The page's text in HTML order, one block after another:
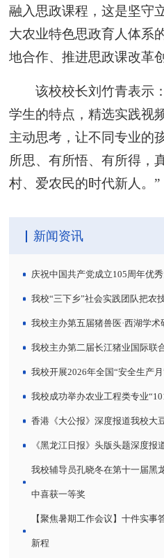
融入思政课程，这是坚守
大农业特色思政育人体系
地合作、推进思政课改革
该校校长刘竹青表示
学生的特点，精选实践视
主动思考，让不同专业的
所思、有所悟、有所得，
村、爱农民的时代新人。”
新闻资讯
庆祝中国共产党成立105周年优秀
我校“三下乡”社会实践团队把农
我校主办第五届猪兽医·西湖学术
我校主办第二届长江猪业国际联
我校开展2026年全国“安全生产
我校成功举办农业工程类专业
香港《大公报》深度报道我校大
《黑龙江日报》头版头题深度报
我校辅导员孔晓冬在第十一届黑
中喜获一等奖
【聚焦暑期工作会议】十件实
新程